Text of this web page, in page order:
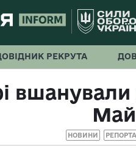
РЕКРУТА
вшанували
НОВИНИ